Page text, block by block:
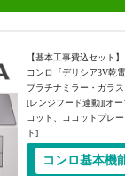
【基本工事費込セット】
コンロ『デリシア3V乾
プラチナミラー・ガラ
[レンジフード連動][オ
コット、ココットプレ
ト]
コンロ基本機